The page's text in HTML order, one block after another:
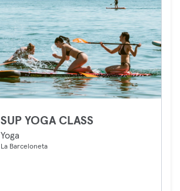
SUP YOGA CLASS
Yoga
La Barceloneta